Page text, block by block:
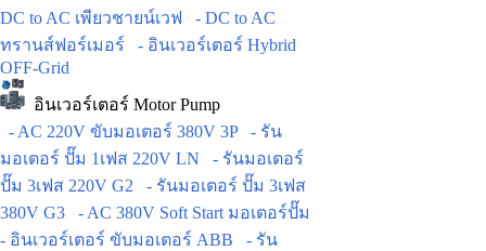
DC to AC เพียวชายน์เวฟ
- DC to AC
ทรานส์ฟอร์เมอร์
- อินเวอร์เตอร์ Hybrid
OFF-Grid
อินเวอร์เตอร์ Motor Pump
- AC 220V ขับมอเตอร์ 380V 3P
- รัน
มอเตอร์ ปั๊ม 1เฟส 220V LN
- รันมอเตอร์
ปั๊ม 3เฟส 220V G2
- รันมอเตอร์ ปั๊ม 3เฟส
380V G3
- AC 380V Soft Start มอเตอร์ปั๊ม
- อินเวอร์เตอร์ ขับมอเตอร์ ABB
- รัน